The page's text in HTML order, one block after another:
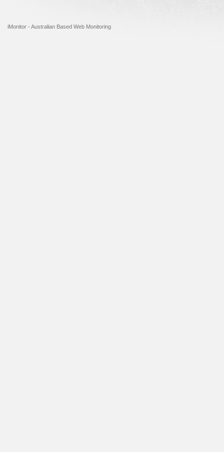
iMonitor - Australian Based Web Monitoring